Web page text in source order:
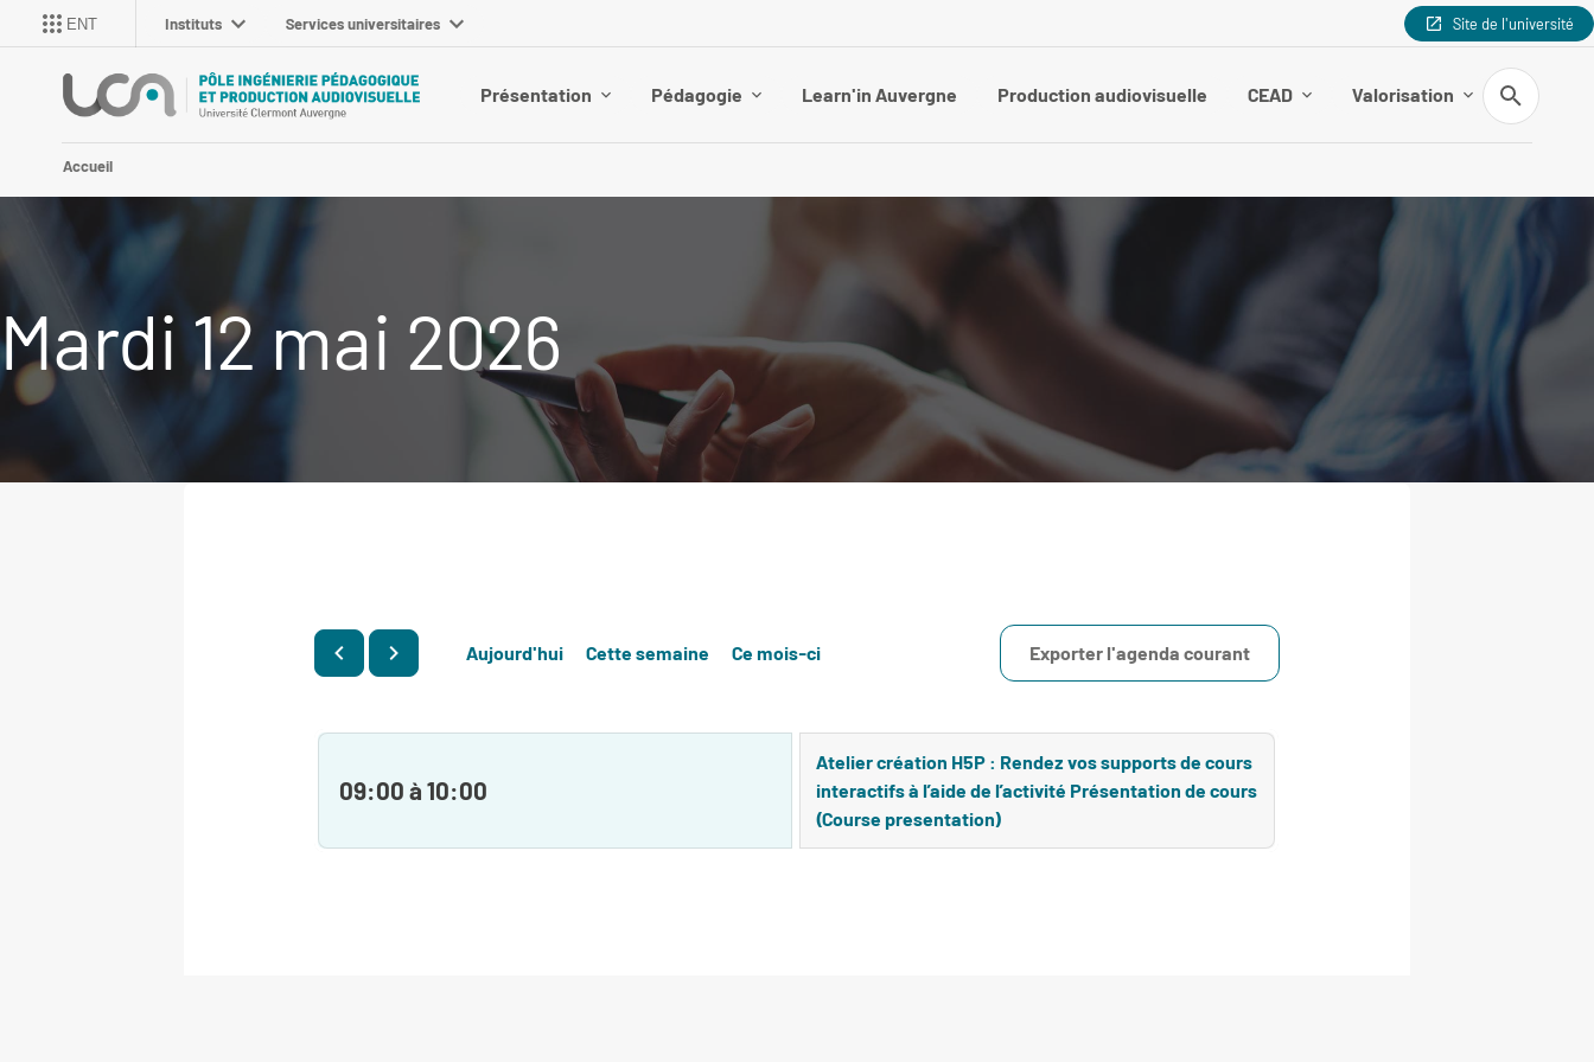
ENT Instituts Services universitaires Site de l'université
Présentation Pédagogie Learn'in Auvergne Production audiovisuelle CEAD Valorisation
Recherche
Accueil
Mardi 12 mai 2026
Aujourd'hui Cette semaine Ce mois-ci Exporter l'agenda courant
09:00 à 10:00
Atelier création H5P : Rendez vos supports de cours
interactifs à l’aide de l’activité Présentation de cours
(Course presentation)